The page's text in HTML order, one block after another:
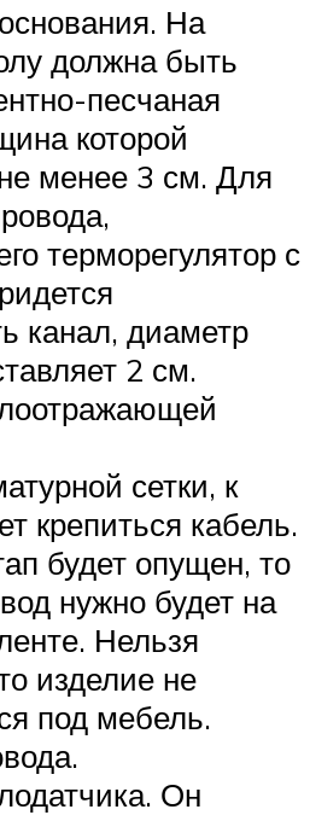
На
должна быть
песчаная
которой
менее 3 см. Для
терморегулятор с
канал, диаметр
2 см.
сетки, к
крепиться кабель.
будет опущен, то
нужно будет на
Нельзя
изделие не
под мебель.
Он